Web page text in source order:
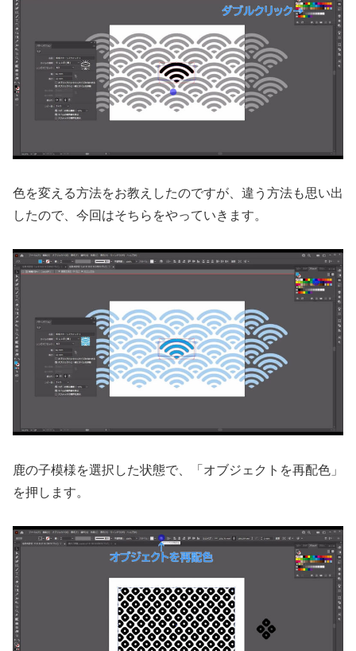
色を変える方法をお教えしたのですが、違う方法も思い出
したので、今回はそちらをやっていきます。
鹿の子模様を選択した状態で、「オブジェクトを再配色」
を押します。